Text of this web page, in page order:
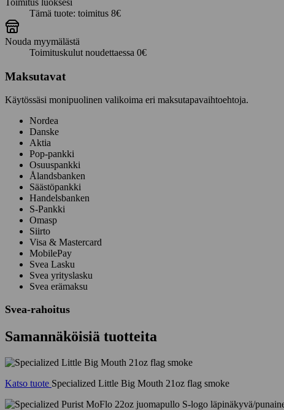
Tämä tuote: toimitus 8€
Nouda myymälästä
Toimituskulut noudettaessa 0€
Maksutavat
Käytössäsi monipuolinen valikoima eri maksutapavaihtoehtoja.
Nordea
Danske
Aktia
Pop-pankki
Osuuspankki
Ålandsbanken
Säästöpankki
Handelsbanken
S-Pankki
Omasp
Siirto
Visa & Mastercard
MobilePay
Svea Lasku
Svea yrityslasku
Svea erämaksu
Svea-rahoitus
Samannäköisiä tuotteita
Katso tuote Specialized Little Big Mouth 21oz flag smoke